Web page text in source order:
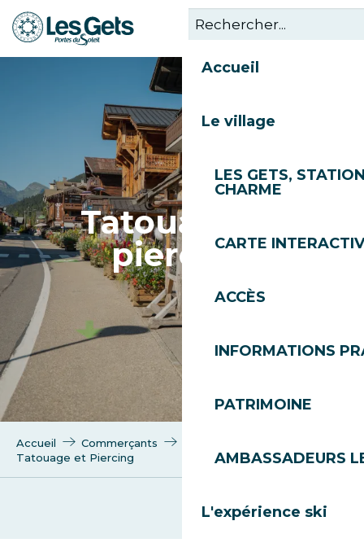
Aller
au
Accueil
Le village
LES GETS,
CHARME
CARTE
ACCÈS
INFORMATIONS
PATRIMOINE
AMBASSADEURS
L'expérience ski
Tatouage et
piercing
Accueil Commerçants
Tatouage et Piercing